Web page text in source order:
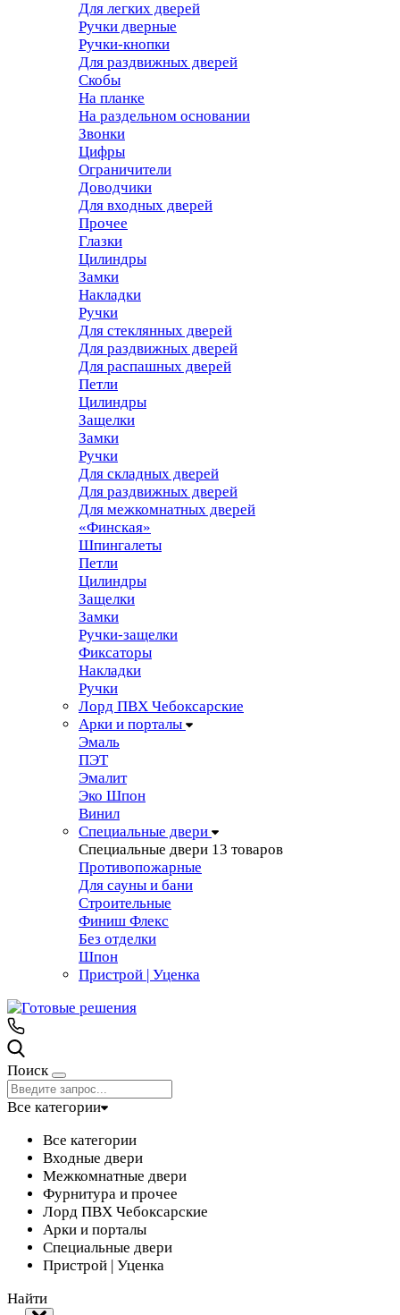
Для легких дверей
Ручки дверные
Ручки-кнопки
Для раздвижных дверей
Скобы
На планке
На раздельном основании
Звонки
Цифры
Ограничители
Доводчики
Для входных дверей
Прочее
Глазки
Цилиндры
Замки
Накладки
Ручки
Для стеклянных дверей
Для раздвижных дверей
Для распашных дверей
Петли
Цилиндры
Защелки
Замки
Ручки
Для складных дверей
Для раздвижных дверей
Для межкомнатных дверей
«Финская»
Шпингалеты
Петли
Цилиндры
Защелки
Замки
Ручки-защелки
Фиксаторы
Накладки
Ручки
Лорд ПВХ Чебоксарские
Арки и порталы
Эмаль
ПЭТ
Эмалит
Эко Шпон
Винил
Специальные двери
Специальные двери 13 товаров
Противопожарные
Для сауны и бани
Строительные
Финиш Флекс
Без отделки
Шпон
Пристрой | Уценка
Поиск
Все категории
Все категории
Входные двери
Межкомнатные двери
Фурнитура и прочее
Лорд ПВХ Чебоксарские
Арки и порталы
Специальные двери
Пристрой | Уценка
Найти